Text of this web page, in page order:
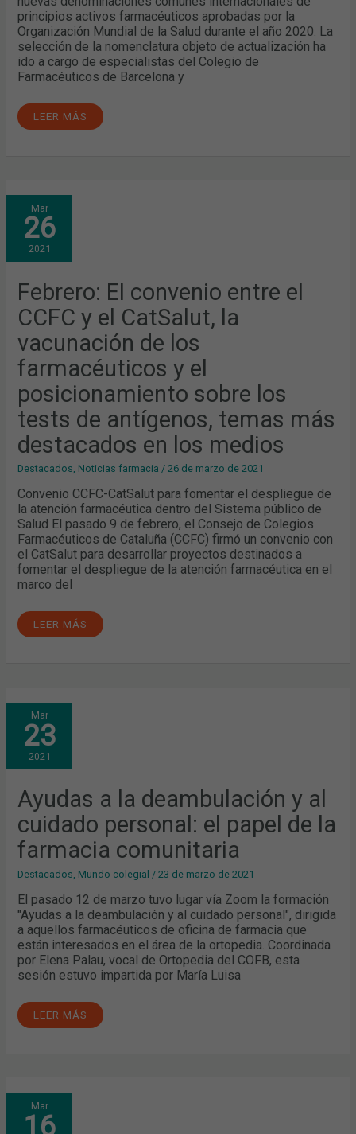
principios activos farmacéuticos aprobadas por la
Organización Mundial de la Salud durante el año 2020. La
selección de la nomenclatura objeto de actualización ha
ido a cargo de especialistas del Colegio de
Farmacéuticos de Barcelona y
LEER MÁS
Mar
26
2021
Febrero: El convenio entre el
CCFC y el CatSalut, la
vacunación de los
farmacéuticos y el
posicionamiento sobre los
tests de antígenos, temas más
destacados en los medios
Destacados, Noticias farmacia /26 de marzo de 2021
Convenio CCFC-CatSalut para fomentar el despliegue de
la atención farmacéutica dentro del Sistema público de
Salud El pasado 9 de febrero, el Consejo de Colegios
Farmacéuticos de Cataluña (CCFC) firmó un convenio con
el CatSalut para desarrollar proyectos destinados a
fomentar el despliegue de la atención farmacéutica en el
marco del
FEBRERO:
EL
CONVENIO
ENTRE
EL
CCFC
Y
CATSALUT,
LA
VACUNACIÓN
DE
LOS
FARMACÉUTICOS
Y
EL
POSICIONAMIENTO
SOBRE
TESTS
DE
ANTÍGENOS,
TEMAS
MÁS
DESTACADOS
LOS
LEER MÁS
Mar
23
2021
Ayudas a la deambulación y al
cuidado personal: el papel de la
farmacia comunitaria
Destacados, Mundo colegial /23 de marzo de 2021
El pasado 12 de marzo tuvo lugar vía Zoom la formación
"Ayudas a la deambulación y al cuidado personal", dirigida
a aquellos farmacéuticos de oficina de farmacia que
están interesados en el área de la ortopedia. Coordinada
por Elena Palau, vocal de Ortopedia del COFB, esta
sesión estuvo impartida por María Luisa
AYUDAS
A
LA
DEAMBULACIÓN
Y
AL
CUIDADO
PAPEL
DE
LA
FARMACIA
COMUNITARIA
LEER MÁS
Mar
16
PROFUNDIZANDO
EN
LA
GESTIÓN